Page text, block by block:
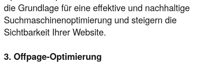
die Grundlage für eine effektive und nachhaltige
Suchmaschinenoptimierung und steigern die
Sichtbarkeit Ihrer Website.
3. Offpage-Optimierung